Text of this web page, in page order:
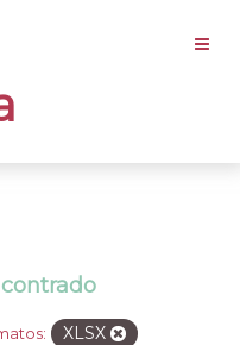
XLSX